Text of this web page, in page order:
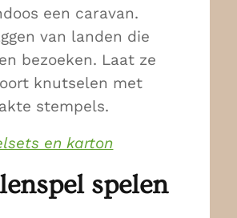
een caravan.
van landen die
bezoeken. Laat ze
knutselen met
stempels.
en karton
spelen